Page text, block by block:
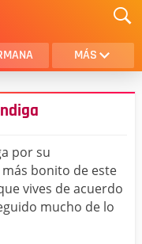
MÁS
AMOR
HIJA
HIJO
por su
bonito de este
vives de acuerdo
mucho de lo